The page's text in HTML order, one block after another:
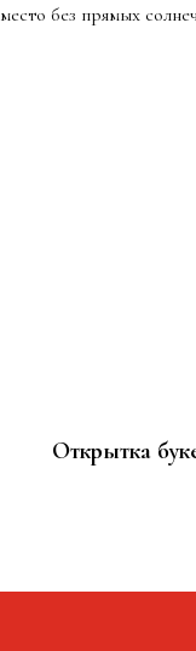
место без прямых
Открытка